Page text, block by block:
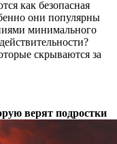
как безопасная
они популярны
минимального
скрываются за
верят подростки